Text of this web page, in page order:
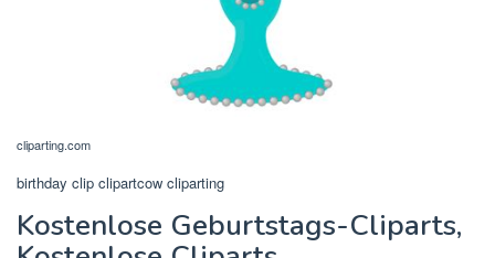
cliparting.com
birthday clip clipartcow cliparting
Kostenlose Geburtstags-Cliparts,